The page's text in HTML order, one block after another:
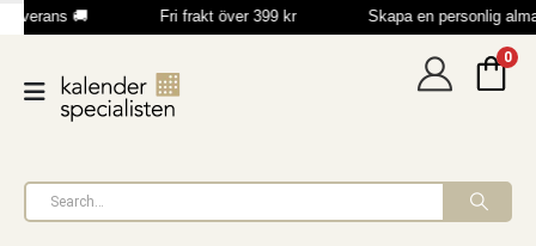
🚚 Fri frakt över 399 kr Skapa en personlig
0